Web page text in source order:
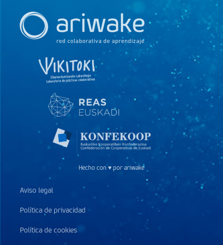
Hecho con ♥ por ariwake
Aviso legal
Política de privacidad
Política de cookies